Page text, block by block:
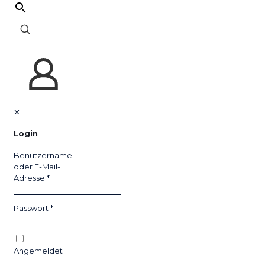
✕
Login
Benutzername
oder E-Mail-
Adresse *
Passwort *
Angemeldet